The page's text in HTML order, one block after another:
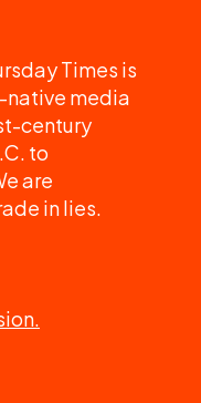
Times is
media
century
to
are
in lies.